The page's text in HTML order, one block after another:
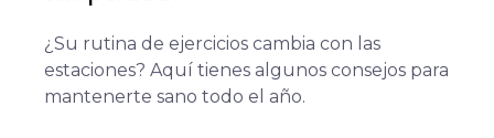
¿Su rutina de ejercicios cambia con las
estaciones? Aquí tienes algunos consejos para
mantenerte sano todo el año.